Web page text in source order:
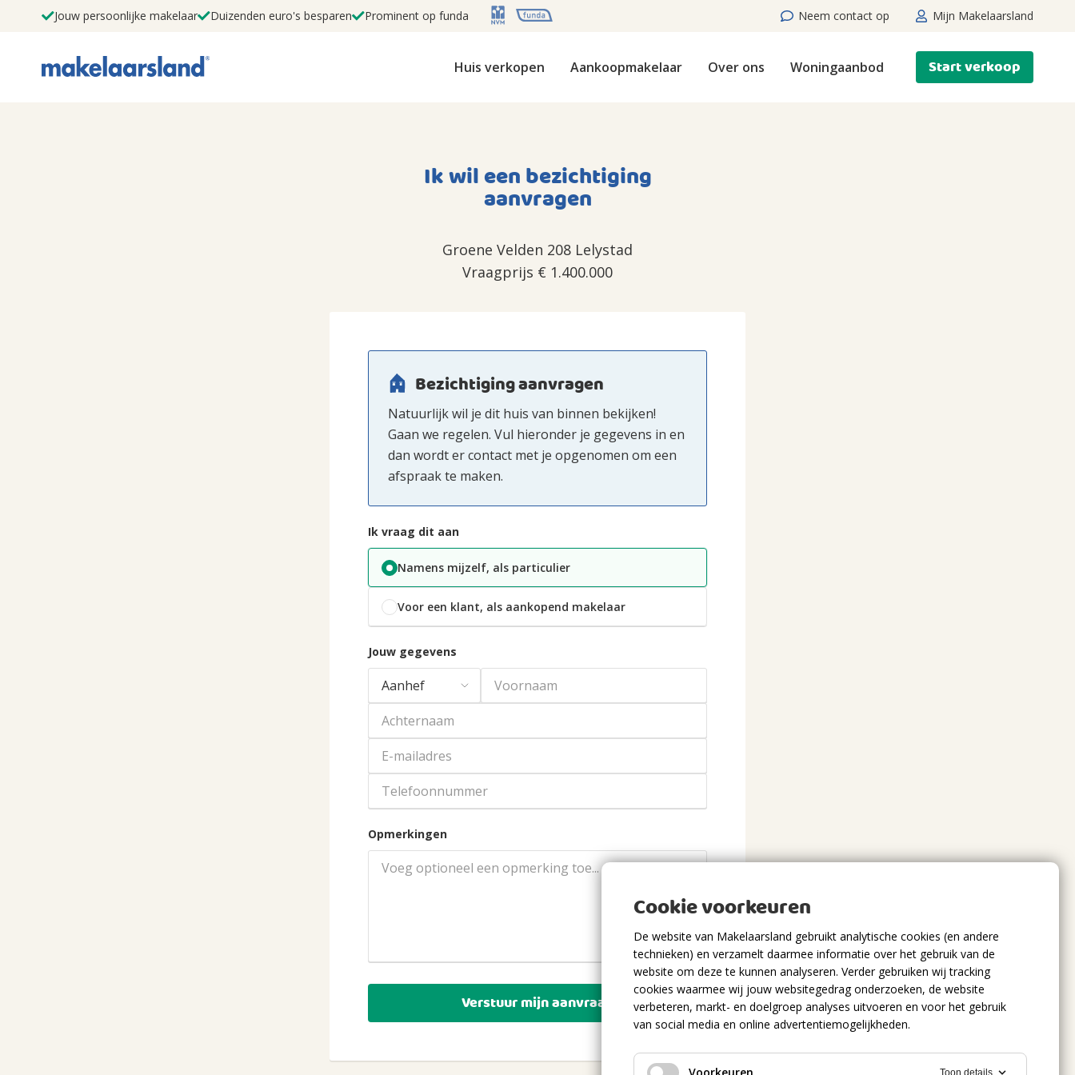
Jouw persoonlijke makelaar Duizenden euro's besparen Prominent op funda Neem contact op Mijn Makelaarsland
Huis verkopen Aankoopmakelaar Over ons Woningaanbod Start verkoop
Ik wil een bezichtiging
aanvragen
Groene Velden 208 Lelystad
Vraagprijs € 1.400.000
Bezichtiging aanvragen
Natuurlijk wil je dit huis van binnen bekijken!
Gaan we regelen. Vul hieronder je gegevens in en
dan wordt er contact met je opgenomen om een
afspraak te maken.
Ik vraag dit aan
Namens mijzelf, als particulier
Voor een klant, als aankopend makelaar
Jouw gegevens
Opmerkingen
Verstuur mijn aanvraag
Cookie voorkeuren
De website van Makelaarsland gebruikt analytische cookies (en andere
technieken) en verzamelt daarmee informatie over het gebruik van de
website om deze te kunnen analyseren. Verder gebruiken wij tracking
cookies waarmee wij jouw websitegedrag onderzoeken, de website
verbeteren, markt- en doelgroep analyses uitvoeren en voor het gebruik
van social media en online advertentiemogelijkheden.
Toon details